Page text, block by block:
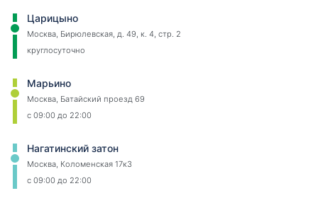
Царицыно
Москва, Бирюлевская, д. 49, к. 4, стр. 2
круглосуточно
Марьино
Москва, Батайский проезд 69
c 09:00 до 22:00
Нагатинский затон
Москва, Коломенская 17к3
c 09:00 до 22:00